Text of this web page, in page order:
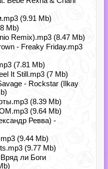
(9.91 Mb)
Mb)
Remix).mp3 (8.47 Mb)
- Freaky Friday.mp3
(7.81 Mb)
It Still.mp3 (7 Mb)
- Rockstar (Ilkay
(8.39 Mb)
(9.64 Mb)
Ревва) -
(9.44 Mb)
(9.77 Mb)
ли Боги